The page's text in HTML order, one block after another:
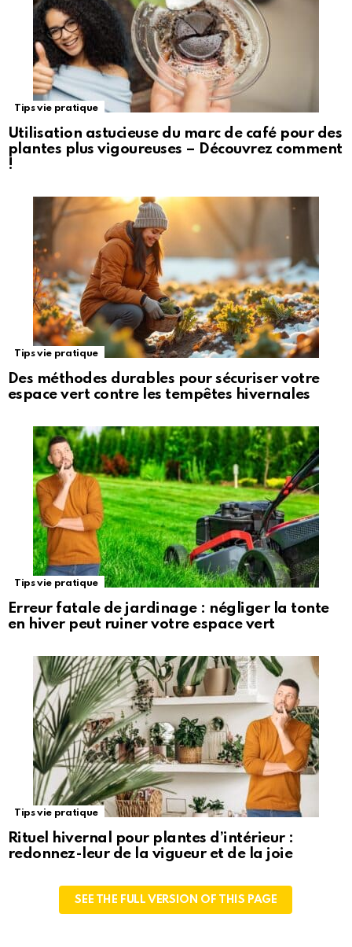
Tips vie pratique
Utilisation astucieuse du marc de café pour des
plantes plus vigoureuses – Découvrez comment
!
Tips vie pratique
Des méthodes durables pour sécuriser votre
espace vert contre les tempêtes hivernales
Tips vie pratique
Erreur fatale de jardinage : négliger la tonte
en hiver peut ruiner votre espace vert
Tips vie pratique
Rituel hivernal pour plantes d’intérieur :
redonnez-leur de la vigueur et de la joie
SEE THE FULL VERSION OF THIS PAGE